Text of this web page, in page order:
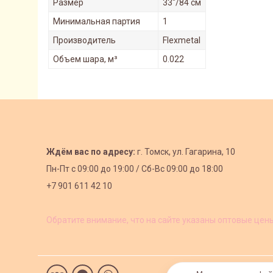
Размер
33"/84 см
Минимальная партия
1
Производитель
Flexmetal
Объем шара, м³
0.022
Ждём вас по адресу: г. Томск, ул. Гагарина, 10
Пн-Пт с09:00 до 19:00 /Сб-Вс 09:00 до 18:00
+7 901 611 42 10
Обратите внимание, что на сайте указаны оптовые